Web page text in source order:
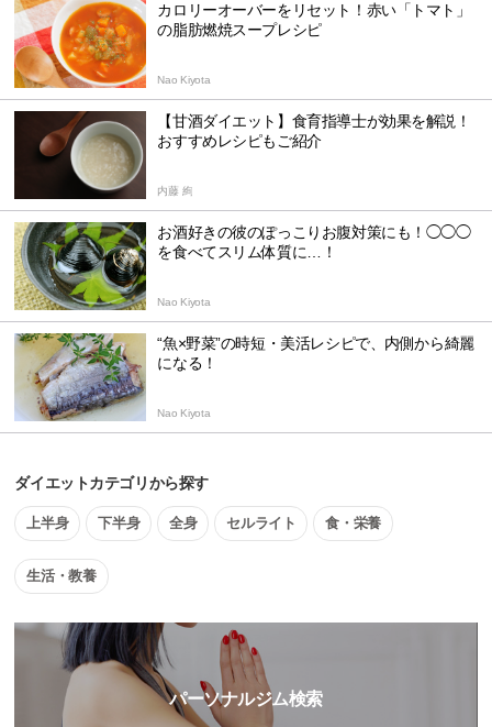
カロリーオーバーをリセット！赤い「トマト」
の脂肪燃焼スープレシピ
Nao Kiyota
【甘酒ダイエット】食育指導士が効果を解説！
おすすめレシピもご紹介
内藤 絢
お酒好きの彼のぽっこりお腹対策にも！◯◯◯
を食べてスリム体質に…！
Nao Kiyota
“魚×野菜”の時短・美活レシピで、内側から綺麗
になる！
Nao Kiyota
ダイエットカテゴリから探す
上半身 下半身 全身 セルライト 食・栄養
生活・教養
パーソナルジム検索